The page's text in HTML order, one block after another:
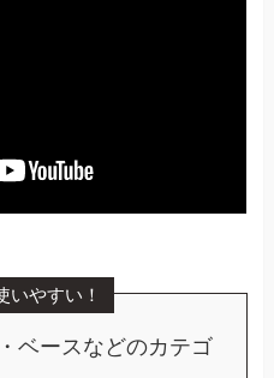
いやすい！
ベースなどのカテゴ